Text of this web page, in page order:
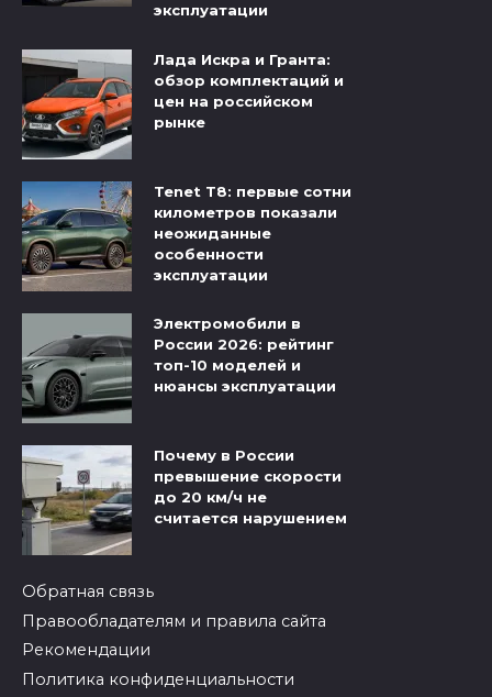
эксплуатации
Лада Искра и Гранта:
обзор комплектаций и
цен на российском
рынке
Tenet T8: первые сотни
километров показали
неожиданные
особенности
эксплуатации
Электромобили в
России 2026: рейтинг
топ-10 моделей и
нюансы эксплуатации
Почему в России
превышение скорости
до 20 км/ч не
считается нарушением
Обратная связь
Правообладателям и правила сайта
Рекомендации
Политика конфиденциальности